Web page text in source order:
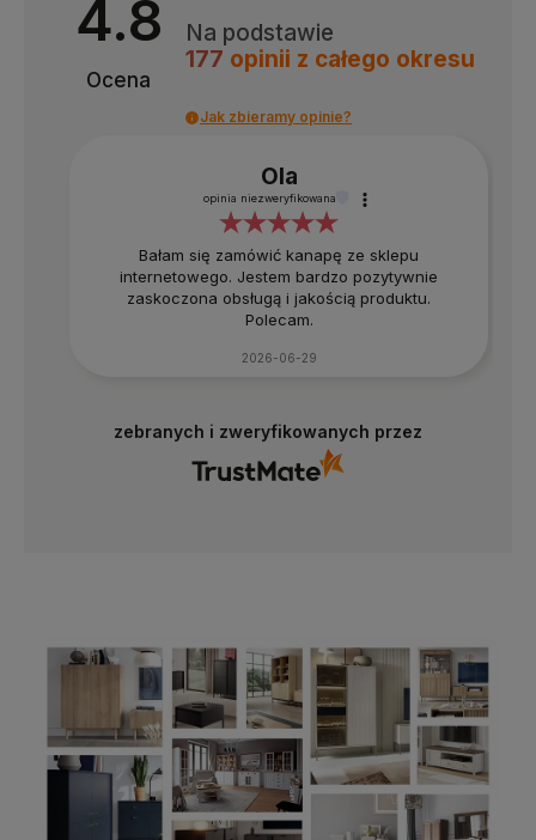
4.8
Ocena
Na podstawie
177 opinii z całego okresu
Jak zbieramy opinie?
Ola
opinia niezweryfikowana
Bałam się zamówić kanapę ze sklepu
internetowego. Jestem bardzo pozytywnie
zaskoczona obsługą i jakością produktu.
Polecam.
2026-06-29
zebranych i zweryfikowanych przez